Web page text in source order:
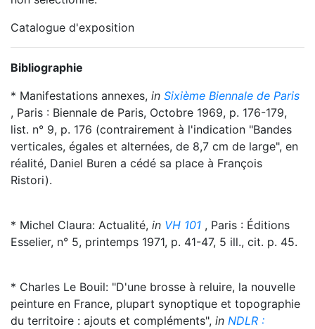
Catalogue d'exposition
Bibliographie
* Manifestations annexes, in Sixième Biennale de Paris
, Paris : Biennale de Paris, Octobre 1969, p. 176-179,
list. n° 9, p. 176 (contrairement à l'indication "Bandes
verticales, égales et alternées, de 8,7 cm de large", en
réalité, Daniel Buren a cédé sa place à François
Ristori).
* Michel Claura: Actualité, in VH 101 , Paris : Éditions
Esselier, n° 5, printemps 1971, p. 41-47, 5 ill., cit. p. 45.
* Charles Le Bouil: "D'une brosse à reluire, la nouvelle
peinture en France, plupart synoptique et topographie
du territoire : ajouts et compléments", in NDLR :